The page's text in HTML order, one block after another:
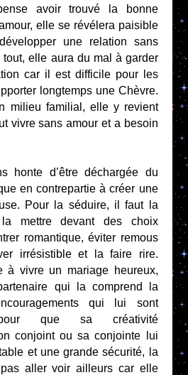
avoir trouvé la bonne
elle se révélera paisible
une relation sans
tout, elle aura du mal à garder
car il est difficile pour les
longtemps une Chèvre.
milieu familial, elle y revient
vivre sans amour et a besoin
honte d’être déchargée du
en contrepartie à créer une
Pour la séduire, il faut la
mettre devant des choix
romantique, éviter remous
irrésistible et la faire rire.
à vivre un mariage heureux,
qui la comprend la
qui lui sont
pour que sa créativité
conjoint ou sa conjointe lui
et une grande sécurité, la
aller voir ailleurs car elle